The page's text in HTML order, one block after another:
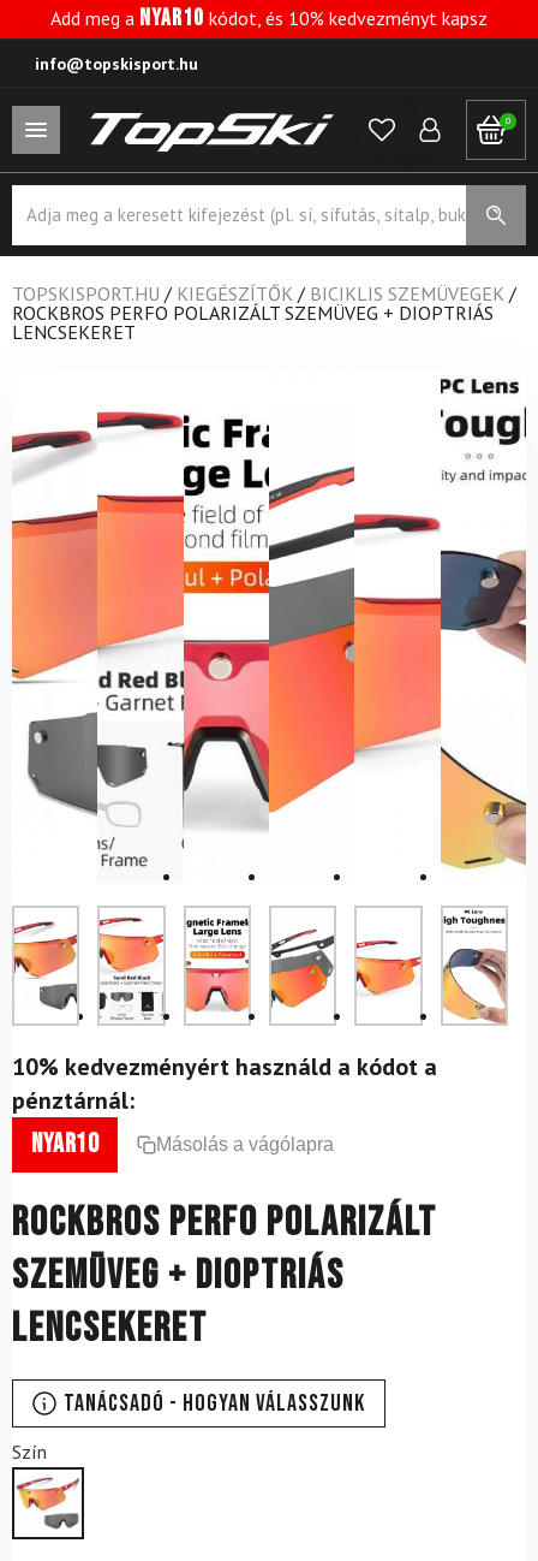
Add meg a NYAR10 kódot, és 10% kedvezményt kapsz
info@topskisport.hu
0
search
TOPSKISPORT.HU / KIEGÉSZÍTŐK / BICIKLIS SZEMÜVEGEK /
ROCKBROS PERFO POLARIZÁLT SZEMÜVEG + DIOPTRIÁS
LENCSEKERET
10% kedvezményért használd a kódot a
pénztárnál:
nyar10 Másolás a vágólapra
ROCKBROS Perfo polarizált
szemüveg + dioptriás
lencsekeret
Tanácsadó - Hogyan válasszunk
Szín